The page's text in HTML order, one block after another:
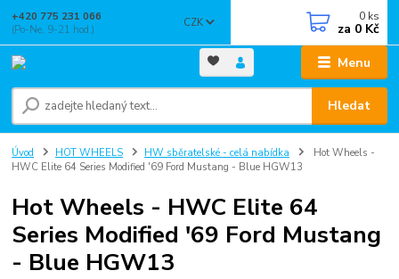
Menu
CZK
Hledat
+420 775 231 066
(Po-Ne, 9-21 hod.)
0 ks
za 0 Kč
Úvod HOT WHEELS HW sběratelské - celá nabídka
Hot Wheels -
HWC Elite 64 Series Modified '69 Ford Mustang - Blue HGW13
Hot Wheels - HWC Elite 64
Series Modified '69 Ford Mustang
- Blue HGW13